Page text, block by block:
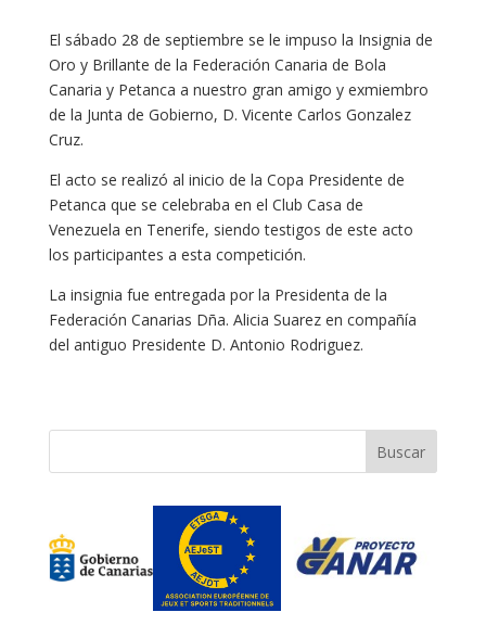
El sábado 28 de septiembre se le impuso la Insignia de
Oro y Brillante de la Federación Canaria de Bola
Canaria y Petanca a nuestro gran amigo y exmiembro
de la Junta de Gobierno, D. Vicente Carlos Gonzalez
Cruz.
El acto se realizó al inicio de la Copa Presidente de
Petanca que se celebraba en el Club Casa de
Venezuela en Tenerife, siendo testigos de este acto
los participantes a esta competición.
La insignia fue entregada por la Presidenta de la
Federación Canarias Dña. Alicia Suarez en compañía
del antiguo Presidente D. Antonio Rodriguez.